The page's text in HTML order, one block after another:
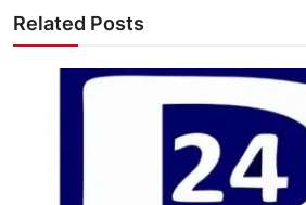
Related Posts